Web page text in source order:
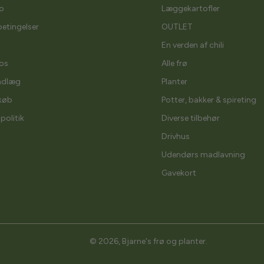
Læggekartofler
OUTLET
En verden af chili
Alle frø
Planter
Potter, bakker & spireting
Diverse tilbehør
Drivhus
Udendørs madlavning
Gavekort
© 2026, Bjarne's frø og planter.